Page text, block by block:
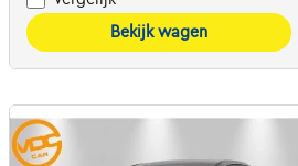
Bekijk wagen